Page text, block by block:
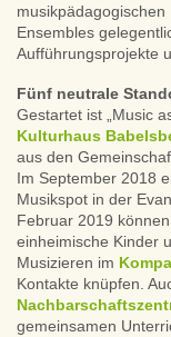
Ensembles
Aufführungsprojekte
Fünf neutrale
Gestartet ist „Music
Kulturhaus
aus den
Im September 2018
Musikspot in der
Februar 2019
einheimische Kinder
Musizieren im
Kontakte knüpfen.
gemeinsamen